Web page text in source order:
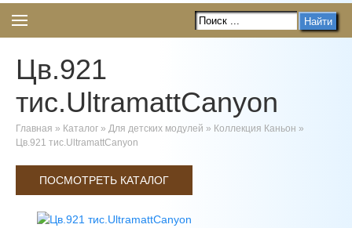
Найти
Цв.921
тис.UltramattCanyon
Главная » Каталог » Для детских модулей » Коллекция Каньон »
Цв.921 тис.UltramattCanyon
ПОСМОТРЕТЬ КАТАЛОГ